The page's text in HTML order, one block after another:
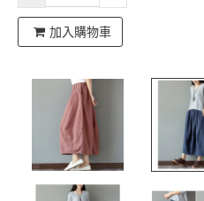
加入購物車